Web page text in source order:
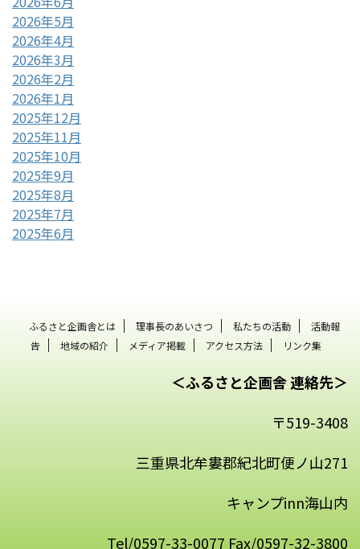
2026年5月
2026年4月
2026年3月
2026年2月
2026年1月
2025年12月
2025年11月
2025年10月
2025年9月
2025年8月
2025年7月
2025年6月
ふるさと企画舎とは 理事長のあいさつ 私たちの活動
活動報
告
地域の紹介 メディア掲載 アクセス方法 リンク集
＜ふるさと企画舎 連絡先＞
〒519-3408
三重県北牟婁郡紀北町便ノ山271
キャンプinn海山内
Tel/0597-33-0077 Fax/0597-32-3800